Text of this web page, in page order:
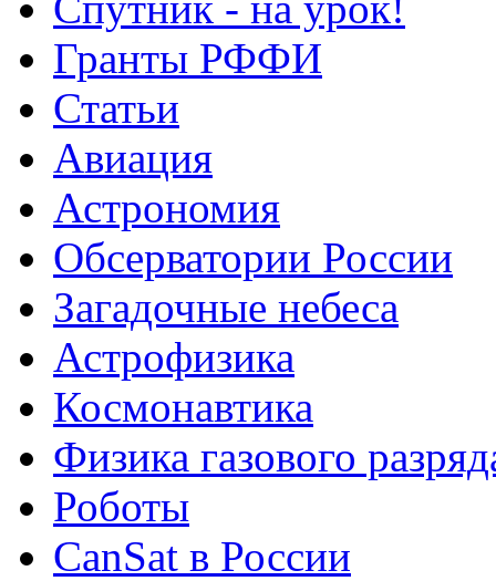
Гранты РФФИ
Статьи
Авиация
Астрономия
Обсерватории России
Загадочные небеса
Астрофизика
Космонавтика
Физика газового
Роботы
CanSat в России